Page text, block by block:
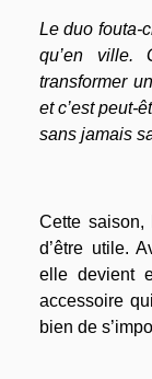
Le duo fouta-
qu’en ville.
transformer
et c’est peut-
sans jamais
Cette
d’être utile.
elle devient
accessoire
bien de